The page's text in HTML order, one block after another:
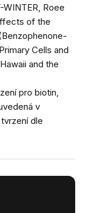
WINTER, Roee
of the
Cells and
and the
pro biotin,
v
dle